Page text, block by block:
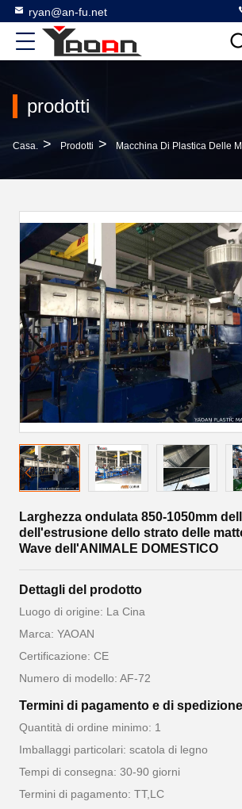
ryan@an-fu.net
prodotti
Casa. > Prodotti > Macchina Di Plastica Delle
Larghezza ondulata 850-1050mm
dell'estrusione dello strato delle
Wave dell'ANIMALE DOMESTICO
Dettagli del prodotto
Luogo di origine: La Cina
Marca: YAOAN
Certificazione: CE
Numero di modello: AF-72
Termini di pagamento e di spedizione
Quantità di ordine minimo: 1
Imballaggi particolari: scatola di legno
Tempi di consegna: 30-90 giorni
Termini di pagamento: TT,LC